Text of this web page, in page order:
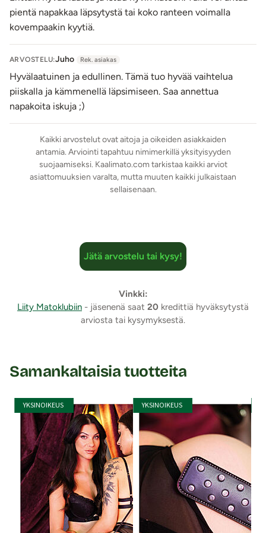
pientä napakkaa läpsytystä tai koko ranteen voimalla
kovempaakin kyytiä.
ARVOSTELU:Juho Rek. asiakas
Hyvälaatuinen ja edullinen. Tämä tuo hyvää vaihtelua
piiskalla ja kämmenellä läpsimiseen. Saa annettua
napakoita iskuja ;)
Kaikki arvostelut ovat aitoja ja oikeiden asiakkaiden
antamia. Arviointi tapahtuu nimimerkillä yksityisyyden
suojaamiseksi. Kaalimato.com tarkistaa kaikki arviot
asiattomuuksien varalta, mutta muuten kaikki julkaistaan
sellaisenaan.
Jätä arvostelu tai kysy!
Vinkki:
Liity Matoklubiin - jäsenenä saat 20 kredittiä hyväksytystä
arviosta tai kysymyksestä.
Samankaltaisia tuotteita
YKSINOIKEUS YKSINOIKEUS